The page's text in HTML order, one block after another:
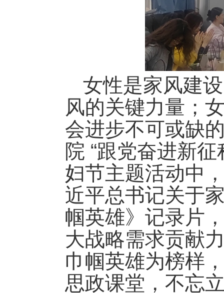
女性是家风建
风的关键力量；
会进步不可或缺
院 “跟党奋进新
妇节主题活动中
近平总书记关于
帼英雄》记录片
大战略需求贡献
巾帼英雄为榜样
思政课堂，不忘